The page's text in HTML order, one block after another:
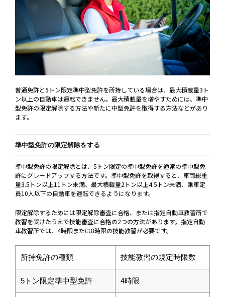
普通免許と5トン限定準中型免許を所持している場合は、最大積載量3ト
ン以上の自動車は運転できません。最大積載量を増やすためには、準中
型免許の限定解除する方法や新たに中型免許を取得する方法などがあり
ます。
準中型免許の限定解除をする
準中型免許の限定解除とは、5トン限定の準中型免許を通常の準中型免
許にグレードアップする方法です。準中型免許を取得すると、車両総重
量3.5トン以上11トン未満、最大積載量2トン以上4.5トン未満、乗車定
員10人以下の自動車を運転できるようになります。
限定解除するためには限定解除審査に合格、または指定自動車教習所で
教習を受けたうえで技能審査に合格の2つの方法があります。指定自動
車教習所では、4時限または8時限の技能教習が必要です。
所持免許の種類 技能教習の規定時限数
5トン限定準中型免許 4時限